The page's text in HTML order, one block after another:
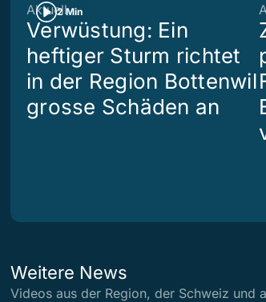
2 Min
Aktuell
Verwüstung: Ein
heftiger Sturm richtet
in der Region Bottenwil
grosse Schäden an
Weitere News
Videos aus der Region, der Schweiz und